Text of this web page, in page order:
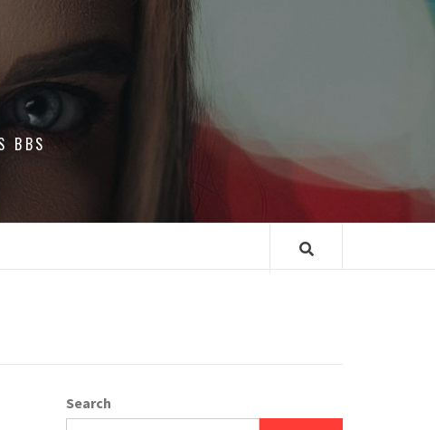
BBS
Search